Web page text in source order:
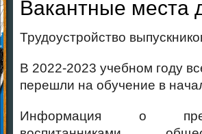
Вакантные места
Трудоустройство
В 2022-2023 учебном году
перешли на обучение в
Информация о